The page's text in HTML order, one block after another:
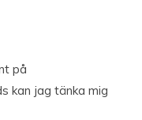
på
kan jag tänka mig